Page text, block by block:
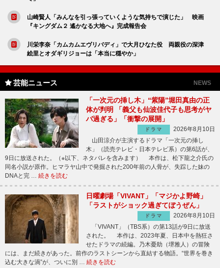
山崎賢人「みんなを引っ張っていくような気持ちで演じた」 映画
『キングダム２ 遙かなる大地へ』完成報告会
川栄李奈「カムカムエヴリバディ」で大月ひなた役 両親役の深津
絵里とオダギリジョーは「本当に穏やか」
芸能ニュース NEWS
「一次元の挿し木」“紫陽”堀田真由の正
体が判明 「義父も仙波佳代子も思考がヤ
バ過ぎる」「衝撃の展開」
ドラマ
2026年8月10日
山田涼介が主演するドラマ「一次元の挿し
木」（読売テレビ・日本テレビ系）の第6話が、
9日に放送された。（※以下、ネタバレを含みます） 本作は、松下龍之介氏の
同名小説が原作。ヒマラヤ山中で発掘された200年前の人骨が、失踪した妹の
DNAと完 … 続きを読む
日曜劇場「VIVANT」「マジかよ野崎」
「ラストがショック過ぎてぼうぜん」
ドラマ
2026年8月10日
「VIVANT」（TBS系）の第13話が9日に放送
された。 本作は、2023年夏、日本中を熱狂さ
せたドラマの続編。乃木憂助（堺雅人）の冒険
には、まだ続きがあった。前作のラストシーンから直結する物語。“世界を巻き
込む大きな渦”が、ついに別 … 続きを読む